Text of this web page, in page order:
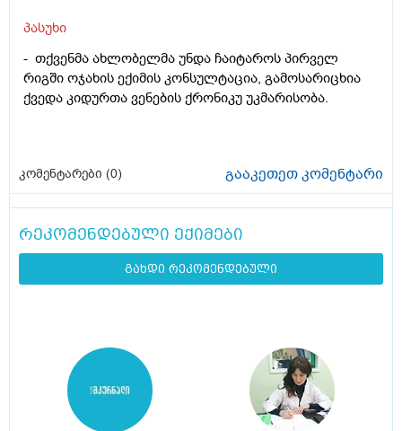
პასუხი
- თქვენმა ახლობელმა უნდა ჩაიტაროს პირველ
რიგში ოჯახის ექიმის კონსულტაცია, გამოსარიცხია
ქვედა კიდურთა ვენების ქრონიკუ უკმარისობა.
კომენტარები (0) გააკეთეთ კომენტარი
რეკომენდებული ექიმები
გახდი რეკომენდებული